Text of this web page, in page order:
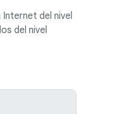
del nivel
del nivel